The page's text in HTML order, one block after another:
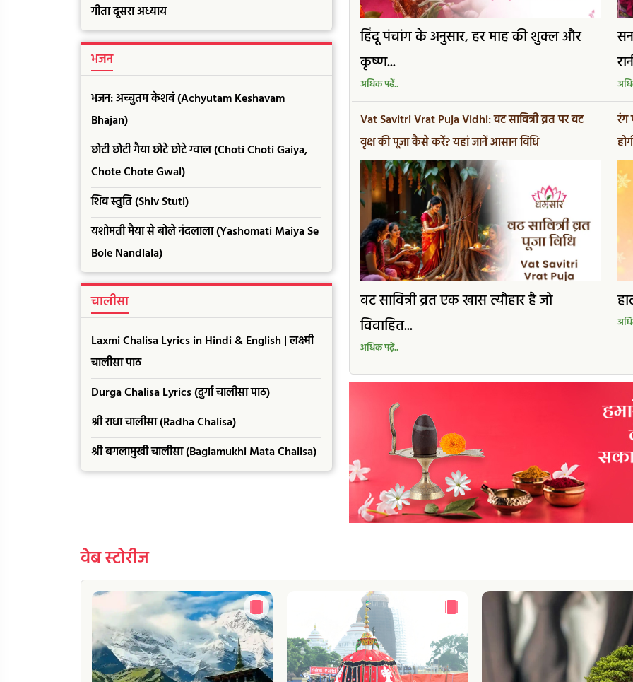
गीता दूसरा अध्याय
भजन
भजन: अच्चुतम केशवं (Achyutam Keshavam
Bhajan)
छोटी छोटी गैया छोटे छोटे ग्वाल (Choti Choti Gaiya,
Chote Chote Gwal)
शिव स्तुति (Shiv Stuti)
यशोमती मैया से बोले नंदलाला (Yashomati Maiya Se
Bole Nandlala)
चालीसा
Laxmi Chalisa Lyrics in Hindi & English | लक्ष्मी
चालीसा पाठ
Durga Chalisa Lyrics (दुर्गा चालीसा पाठ)
श्री राधा चालीसा (Radha Chalisa)
श्री बगलामुखी चालीसा (Baglamukhi Mata Chalisa)
हिंदू पंचांग के अनुसार, हर माह की शुक्ल और
कृष्ण...
अधिक पढ़ें..
Vat Savitri Vrat Puja Vidhi: वट सावित्री व्रत पर वट
वृक्ष की पूजा कैसे करें? यहां जानें आसान विधि
वट सावित्री व्रत एक खास त्यौहार है जो
विवाहित...
अधिक पढ़ें..
रंग
वेब स्टोरीज